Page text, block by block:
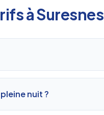
à Suresnes
nuit ?